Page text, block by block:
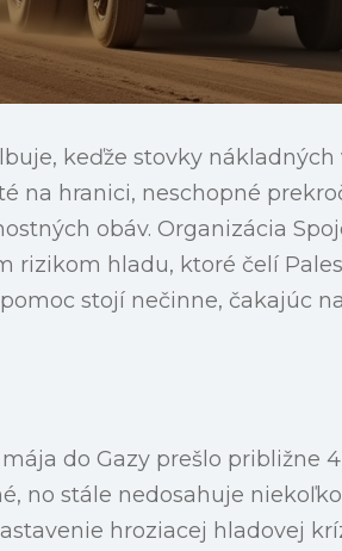
keďže stovky nákladných
na hranici, neschopné
obáv. Organizácia
rizikom hladu, ktoré čelí
stojí nečinne, čakajúc
do Gazy prešlo približne
no stále nedosahuje
hroziacej hladovej